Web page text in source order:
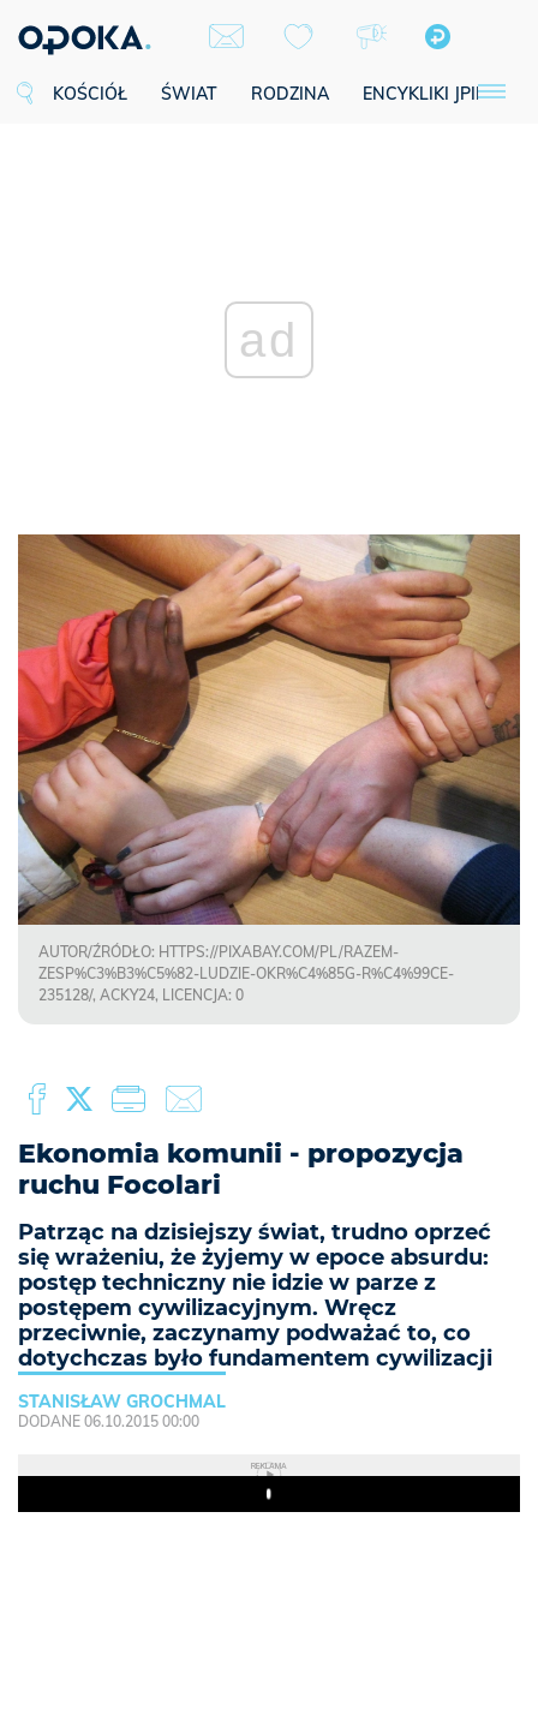
KOŚCIÓŁ ŚWIAT RODZINA ENCYKLIKI JPII
ad
AUTOR/ŹRÓDŁO: HTTPS://PIXABAY.COM/PL/RAZEM-
ZESP%C3%B3%C5%82-LUDZIE-OKR%C4%85G-R%C4%99CE-
235128/, ACKY24, LICENCJA: 0
Ekonomia komunii - propozycja
ruchu Focolari
Patrząc na dzisiejszy świat, trudno oprzeć
się wrażeniu, że żyjemy w epoce absurdu:
postęp techniczny nie idzie w parze z
postępem cywilizacyjnym. Wręcz
przeciwnie, zaczynamy podważać to, co
dotychczas było fundamentem cywilizacji
STANISŁAW GROCHMAL
DODANE 06.10.2015 00:00
REKLAMA
Play